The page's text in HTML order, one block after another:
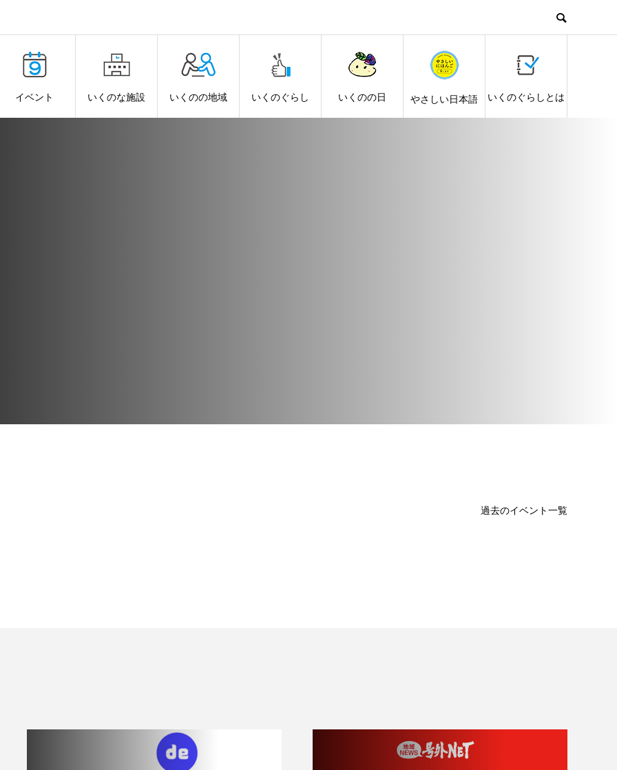
イベント いくのな施設 いくのの地域 いくのぐらし いくのの日 やさしい日本語 いくのぐらしとは
過去のイベント一覧